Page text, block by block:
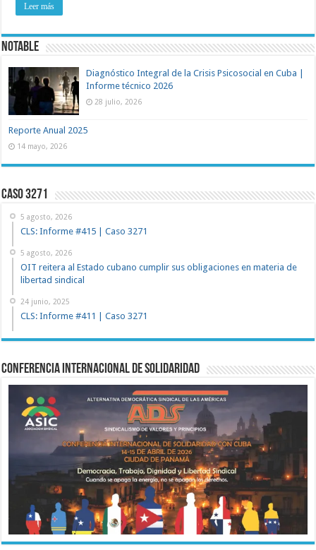
Leer más
NOTABLE
Diagnóstico Integral de la Crisis Psicosocial en Cuba |
Informe técnico 2026
28 julio, 2026
Reporte Anual 2025
14 mayo, 2026
Caso 3271
5 agosto, 2026
CLS: Informe #415 | Caso 3271
5 agosto, 2026
OIT reitera al Estado cubano cumplir sus obligaciones en materia de
libertad sindical
24 junio, 2025
CLS: Informe #411 | Caso 3271
Conferencia Internacional de Solidaridad